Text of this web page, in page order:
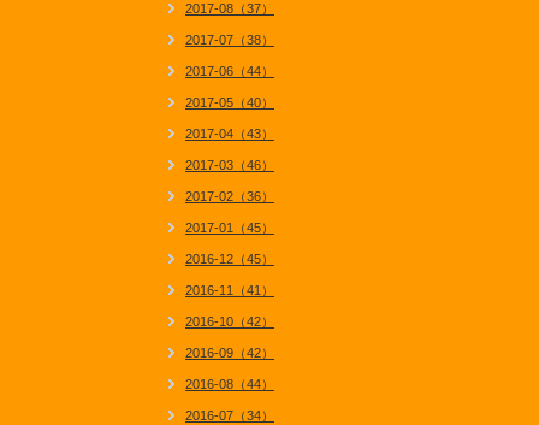
2017-08（37）
2017-07（38）
2017-06（44）
2017-05（40）
2017-04（43）
2017-03（46）
2017-02（36）
2017-01（45）
2016-12（45）
2016-11（41）
2016-10（42）
2016-09（42）
2016-08（44）
2016-07（34）